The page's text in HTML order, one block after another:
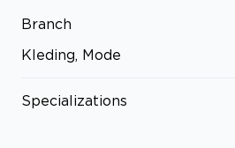
Branch
Kleding, Mode
Specializations